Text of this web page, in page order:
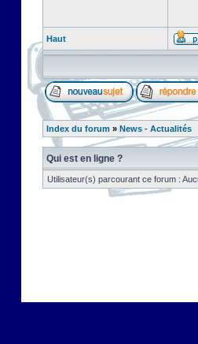
Haut
Index du forum » News - Actualités
Qui est en ligne ?
Utilisateur(s) parcourant ce forum :